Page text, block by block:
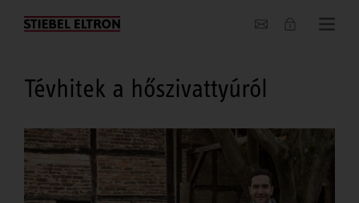
Hírek
Tévhitek a hőszivattyúról